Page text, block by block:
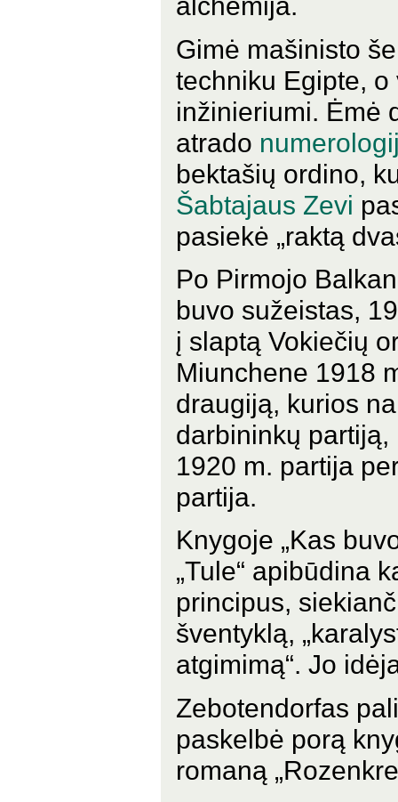
Gimė mašinisto
techniku Egipte,
inžinieriumi. Ėmė
atrado
bektašių ordino,
Šabtajaus Zevi
pasiekė „raktą
Po Pirmojo
buvo sužeistas,
į slaptą Vokiečių
Miunchene 1918
draugiją, kurios
darbininkų
1920 m. partija
partija.
Knygoje „Kas
„Tule“ apibūdina
principus,
šventyklą,
atgimimą“. Jo
Zebotendorfas
paskelbė porą
romaną